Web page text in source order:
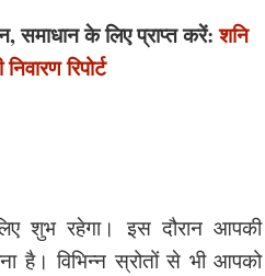
समाधान के लिए प्राप्त करें:शनि
रिपोर्ट
शुभ रहेगा। इस दौरान आपकी
है। विभिन्न स्रोतों से भी आपको